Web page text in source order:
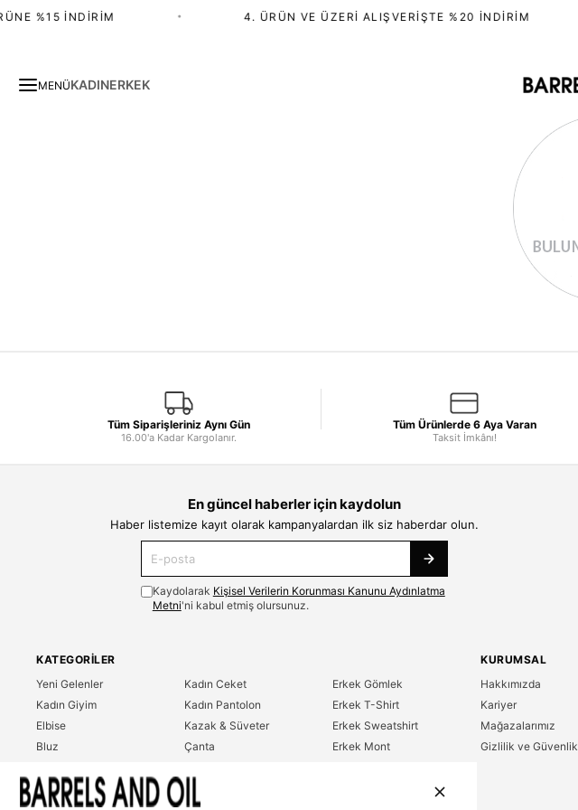
%15 İNDIRIM 4. ÜRÜN VE ÜZERI ALIŞVERIŞTE %20 İNDIRIM
MENÜKADINERKEK
Tüm Siparişleriniz Aynı Gün
16.00'a Kadar Kargolanır.
Tüm Ürünlerde 6 Aya Varan
Taksit İmkânı!
En güncel haberler için kaydolun
Haber listemize kayıt olarak kampanyalardan ilk siz haberdar olun.
Kaydolarak Kişisel Verilerin Korunması Kanunu Aydınlatma
Metni'ni kabul etmiş olursunuz.
KATEGORILER
Yeni Gelenler
Kadın Giyim
Elbise
Bluz
T-Shirt
Kadın Ceket
Kadın Pantolon
Kazak & Süveter
Çanta
Erkek Gömlek
Erkek T-Shirt
Erkek Sweatshirt
Erkek Mont
KURUMSAL
Hakkımızda
Kariyer
Mağazalarımız
Gizlilik ve Güvenlik